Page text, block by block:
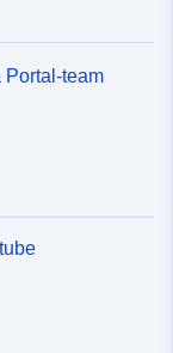
Portal-team